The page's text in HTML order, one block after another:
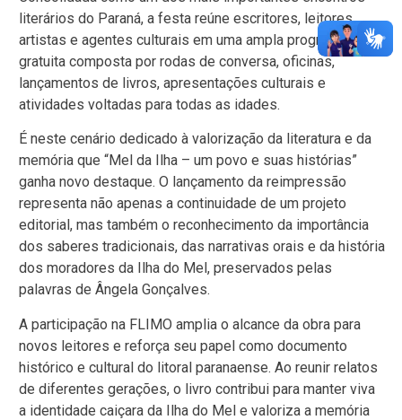
literários do Paraná, a festa reúne escritores, leitores,
artistas e agentes culturais em uma ampla programação
gratuita composta por rodas de conversa, oficinas,
lançamentos de livros, apresentações culturais e
atividades voltadas para todas as idades.
É neste cenário dedicado à valorização da literatura e da
memória que “Mel da Ilha – um povo e suas histórias”
ganha novo destaque. O lançamento da reimpressão
representa não apenas a continuidade de um projeto
editorial, mas também o reconhecimento da importância
dos saberes tradicionais, das narrativas orais e da história
dos moradores da Ilha do Mel, preservados pelas
palavras de Ângela Gonçalves.
A participação na FLIMO amplia o alcance da obra para
novos leitores e reforça seu papel como documento
histórico e cultural do litoral paranaense. Ao reunir relatos
de diferentes gerações, o livro contribui para manter viva
a identidade caiçara da Ilha do Mel e valoriza a memória